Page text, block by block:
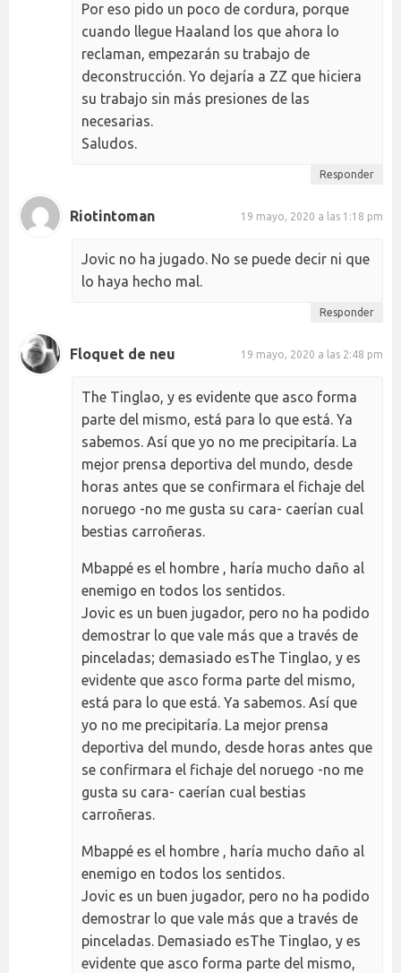
Por eso pido un poco de cordura, porque
cuando llegue Haaland los que ahora lo
reclaman, empezarán su trabajo de
deconstrucción. Yo dejaría a ZZ que hiciera
su trabajo sin más presiones de las
necesarias.
Saludos.
Responder
Riotintoman 19 mayo, 2020 a las 1:18 pm
Jovic no ha jugado. No se puede decir ni que
lo haya hecho mal.
Responder
Floquet de neu 19 mayo, 2020 a las 2:48 pm
The Tinglao, y es evidente que asco forma
parte del mismo, está para lo que está. Ya
sabemos. Así que yo no me precipitaría. La
mejor prensa deportiva del mundo, desde
horas antes que se confirmara el fichaje del
noruego -no me gusta su cara- caerían cual
bestias carroñeras.
Mbappé es el hombre , haría mucho daño al
enemigo en todos los sentidos.
Jovic es un buen jugador, pero no ha podido
demostrar lo que vale más que a través de
pinceladas; demasiado esThe Tinglao, y es
evidente que asco forma parte del mismo,
está para lo que está. Ya sabemos. Así que
yo no me precipitaría. La mejor prensa
deportiva del mundo, desde horas antes que
se confirmara el fichaje del noruego -no me
gusta su cara- caerían cual bestias
carroñeras.
Mbappé es el hombre , haría mucho daño al
enemigo en todos los sentidos.
Jovic es un buen jugador, pero no ha podido
demostrar lo que vale más que a través de
pinceladas. Demasiado esThe Tinglao, y es
evidente que asco forma parte del mismo,